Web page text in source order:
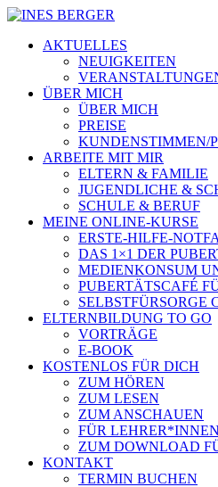
AKTUELLES
NEUIGKEITEN
ÜBER MICH
ÜBER MICH
PREISE
KUNDENSTIMMEN/
ARBEITE MIT MIR
ELTERN & FAMILIE
JUGENDLICHE &
SCHULE & BERUF
MEINE ONLINE-KURSE
ERSTE-HILFE-
DAS 1×1 DER
MEDIENKONSUM
PUBERTÄTSCAFÉ
SELBSTFÜRSORGE
ELTERNBILDUNG TO GO
VORTRÄGE
E-BOOK
KOSTENLOS FÜR DICH
ZUM HÖREN
ZUM LESEN
ZUM ANSCHAUEN
FÜR LEHRER*INNEN
ZUM DOWNLOAD
KONTAKT
TERMIN BUCHEN